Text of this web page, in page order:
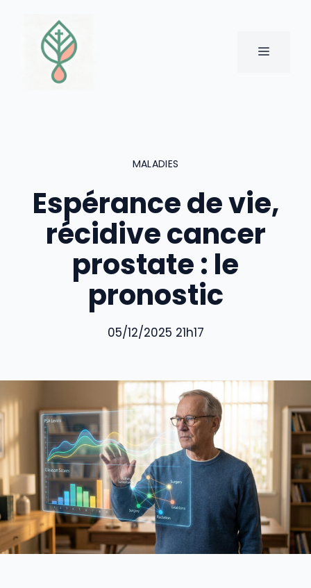
contenu
MENU
MALADIES
Espérance de vie,
récidive cancer
prostate : le
pronostic
05/12/2025 21h17